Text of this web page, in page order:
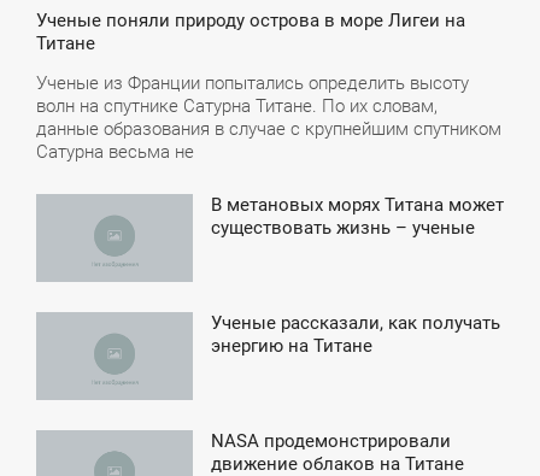
Ученые поняли природу острова в море Лигеи на
Титане
Ученые из Франции попытались определить высоту
волн на спутнике Сатурна Титане. По их словам,
данные образования в случае с крупнейшим спутником
Сатурна весьма не
В метановых морях Титана может
существовать жизнь – ученые
Ученые рассказали, как получать
энергию на Титане
NASA продемонстрировали
движение облаков на Титане